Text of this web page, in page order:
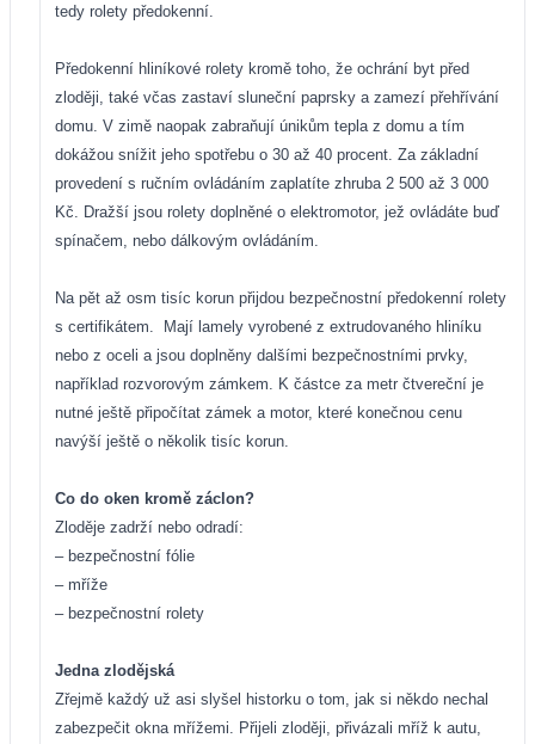
tedy rolety předokenní.
Předokenní hliníkové rolety kromě toho, že ochrání byt před
zloději, také včas zastaví sluneční paprsky a zamezí přehřívání
domu. V zimě naopak zabraňují únikům tepla z domu a tím
dokážou snížit jeho spotřebu o 30 až 40 procent. Za základní
provedení s ručním ovládáním zaplatíte zhruba 2 500 až 3 000
Kč. Dražší jsou rolety doplněné o elektromotor, jež ovládáte buď
spínačem, nebo dálkovým ovládáním.
Na pět až osm tisíc korun přijdou bezpečnostní předokenní rolety
s certifikátem.
Mají lamely vyrobené z extrudovaného hliníku
nebo z oceli a jsou doplněny dalšími bezpečnostními prvky,
například rozvorovým zámkem. K částce za metr čtvereční je
nutné ještě připočítat zámek a motor, které konečnou cenu
navýší ještě o několik tisíc korun.
Co do oken kromě záclon?
Zloděje zadrží nebo odradí:
– bezpečnostní fólie
– mříže
– bezpečnostní rolety
Jedna zlodějská
Zřejmě každý už asi slyšel historku o tom, jak si někdo nechal
zabezpečit okna mřížemi. Přijeli zloději, přivázali mříž k autu,